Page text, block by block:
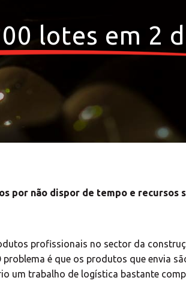
lotes em 2
por não dispor de tempo e recursos
profissionais no sector da
é que os produtos que envia
um trabalho de logística bastante
de